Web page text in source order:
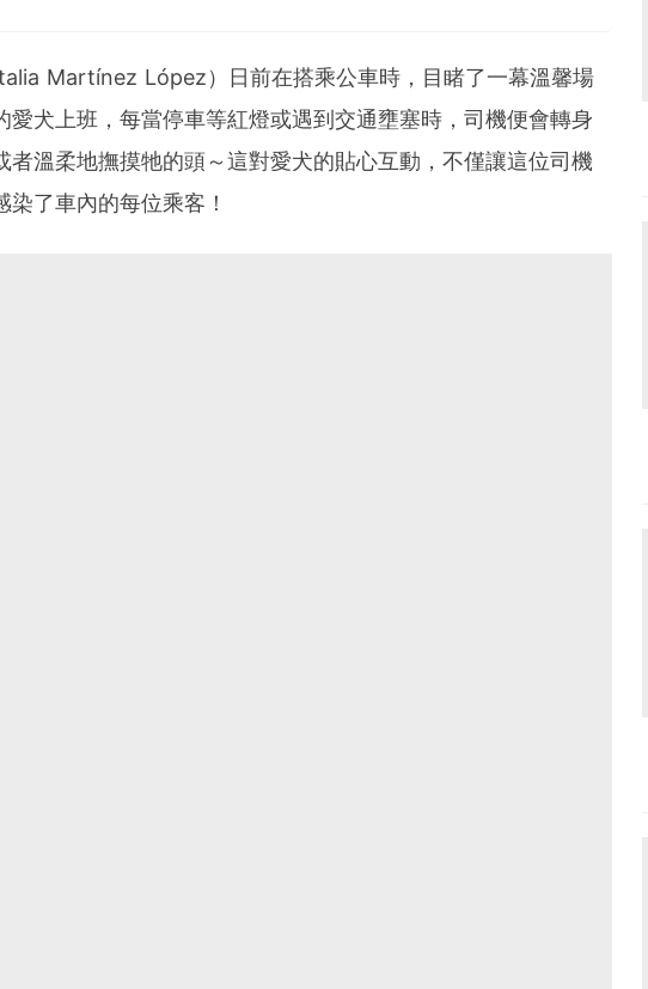
Martínez López）日前在搭乘公車時，目睹了一幕溫馨場
愛犬上班，每當停車等紅燈或遇到交通壅塞時，司機便會轉身
者溫柔地撫摸牠的頭～這對愛犬的貼心互動，不僅讓這位司機
了車內的每位乘客！